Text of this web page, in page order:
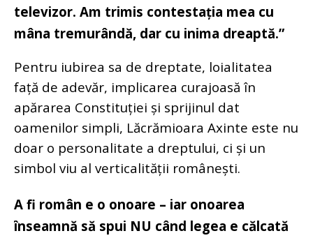
televizor. Am trimis contestația mea cu
mâna tremurândă, dar cu inima dreaptă.”
Pentru iubirea sa de dreptate, loialitatea
față de adevăr, implicarea curajoasă în
apărarea Constituției și sprijinul dat
oamenilor simpli, Lăcrămioara Axinte este nu
doar o personalitate a dreptului, ci și un
simbol viu al verticalității românești.
A fi român e o onoare – iar onoarea
înseamnă să spui NU când legea e călcată